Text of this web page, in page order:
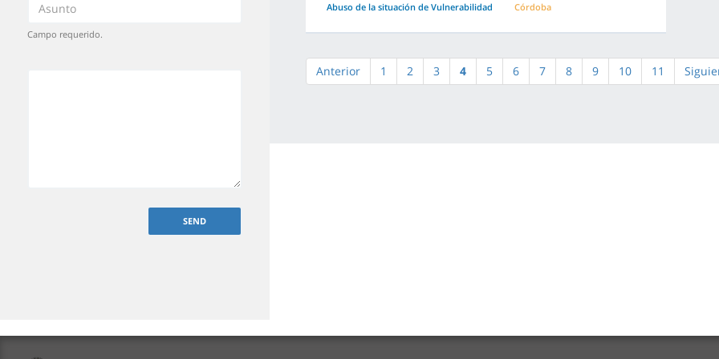
Campo requerido.
Abuso de la situación de Vulnerabilidad Córdoba
Anterior 1 2 3 4 5 6 7 8 9 10 11